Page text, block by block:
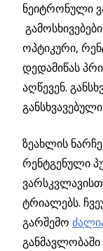
ნეიტრონული
ოპტიკური,
დედამიწას
აღწევენ.
ზეახლის
რენტგენული
ტრიალებს.
გარშემო
განმავლობაში